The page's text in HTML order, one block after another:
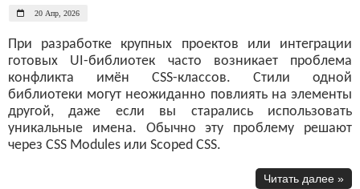
20 Апр, 2026
При разработке крупных проектов или интеграции
готовых UI-библиотек часто возникает проблема
конфликта имён CSS-классов. Стили одной
библиотеки могут неожиданно повлиять на элементы
другой, даже если вы старались использовать
уникальные имена. Обычно эту проблему решают
через CSS Modules или Scoped CSS.
Читать далее »